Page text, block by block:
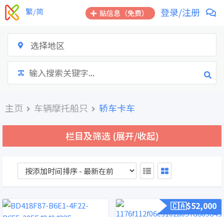
跳
到
贴信息（免费） 登录/注册
繁/简
选择地区
主页 车辆摩托船只 轿车卡车
栏目及筛选 (展开/收起)
🇨🇦$52,000